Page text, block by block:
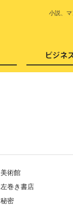
小説、
美術館
左巻き書店
秘密
芸能・エンタメ